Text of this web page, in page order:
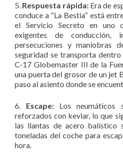
5. Respuesta rápida:Era de
conduce a “La Bestia” está
el Servicio Secreto en uno
exigentes de conducción,
persecuciones y maniobras
seguridad se transporta
C-17 Globemaster III de la
una puerta del grosor de un jet
paso al asiento donde se
6. Escape: Los neumáticos
reforzados con kevlar, lo que
las llantas de acero balístico
toneladas del coche para
hora.